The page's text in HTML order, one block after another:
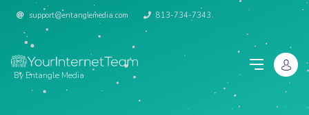
support@entanglemedia.com 813-734-7343
By Entangle Media